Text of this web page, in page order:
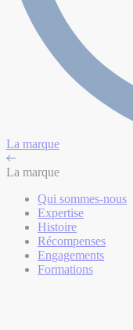
La marque
La marque
Qui sommes-nous
Expertise
Histoire
Récompenses
Engagements
Formations